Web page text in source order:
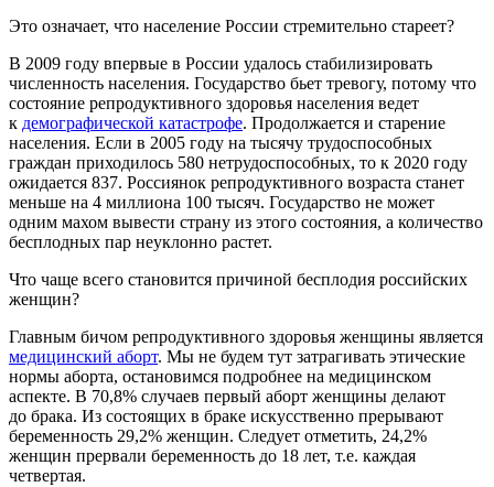
Это означает, что население России стремительно стареет?
В 2009 году впервые в России удалось стабилизировать
численность населения. Государство бьет тревогу, потому что
состояние репродуктивного здоровья населения ведет
к демографической катастрофе. Продолжается и старение
населения. Если в 2005 году на тысячу трудоспособных
граждан приходилось 580 нетрудоспособных, то к 2020 году
ожидается 837. Россиянок репродуктивного возраста станет
меньше на 4 миллиона 100 тысяч. Государство не может
одним махом вывести страну из этого состояния, а количество
бесплодных пар неуклонно растет.
Что чаще всего становится причиной бесплодия российских
женщин?
Главным бичом репродуктивного здоровья женщины является
медицинский аборт. Мы не будем тут затрагивать этические
нормы аборта, остановимся подробнее на медицинском
аспекте. В 70,8% случаев первый аборт женщины делают
до брака. Из состоящих в браке искусственно прерывают
беременность 29,2% женщин. Следует отметить, 24,2%
женщин прервали беременность до 18 лет, т.е. каждая
четвертая.